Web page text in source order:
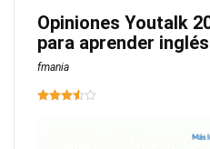
Opiniones Youtalk
para aprender
fmania